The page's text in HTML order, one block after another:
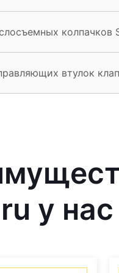
колпачков
втулок
у нас